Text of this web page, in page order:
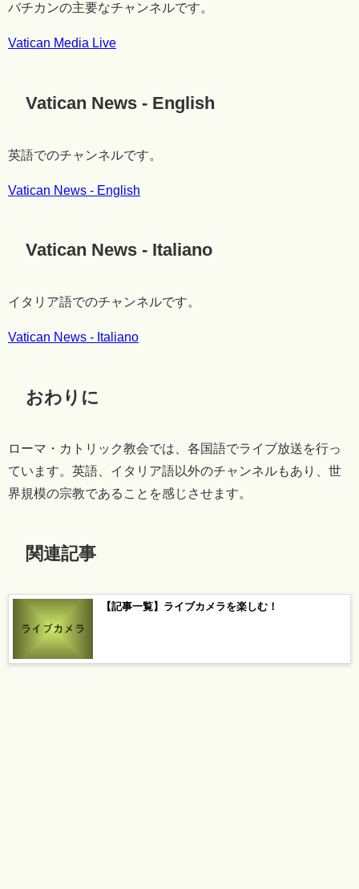
バチカンの主要なチャンネルです。
Vatican Media Live
Vatican News - English
英語でのチャンネルです。
Vatican News - English
Vatican News - Italiano
イタリア語でのチャンネルです。
Vatican News - Italiano
おわりに
ローマ・カトリック教会では、各国語でライブ放送を行っ
ています。英語、イタリア語以外のチャンネルもあり、世
界規模の宗教であることを感じさせます。
関連記事
【記事一覧】ライブカメラを楽しむ！